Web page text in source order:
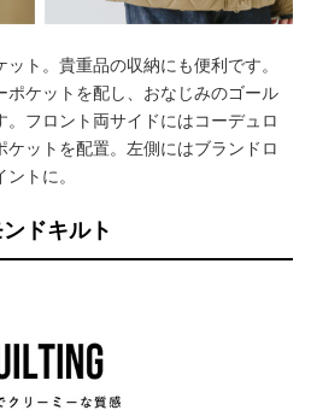
ト。貴重品の収納にも便利です。
ポケットを配し、おなじみのゴール
。フロント両サイドにはコーデュロ
ットを配置。左側にはブランドロ
トに。
ドキルト